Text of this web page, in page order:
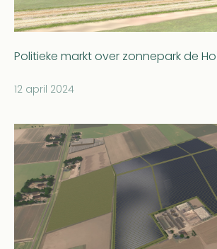
Politieke markt over zonnepark de
12 april 2024